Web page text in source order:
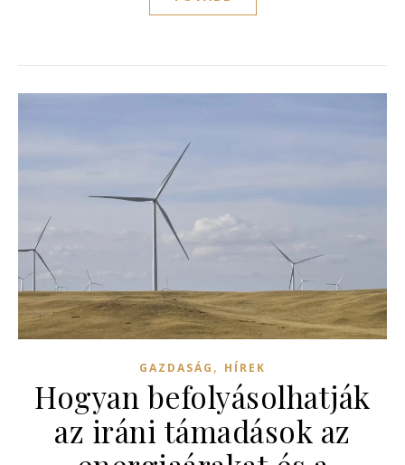
GAZDASÁG , HÍREK
Hogyan befolyásolhatják
az iráni támadások az